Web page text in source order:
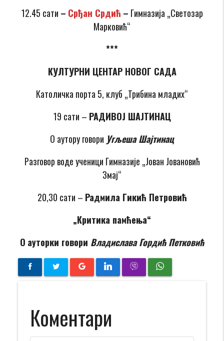
12.45 сати – Срђан Срдић – Гимназија „Светозар
Марковић“
***
КУЛТУРНИ ЦЕНТАР НОВОГ САДА
Католичка порта 5, клуб „Трибина младих“
19 сати – РАДИВОЈ ШАЈТИНАЦ
О аутору говори Угљеша Шајтинац
Разговор воде ученици Гимназије „Јован Јовановић
Змај“
20,30 сати – Радмила Гикић Петровић
„Критика памћења“
O aуторки говори Владислава Гордић Петковић
Коментари